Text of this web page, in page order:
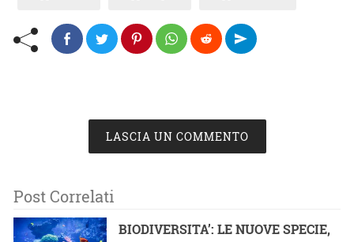
LASCIA UN COMMENTO
Post Correlati
BIODIVERSITA’: LE NUOVE SPECIE,